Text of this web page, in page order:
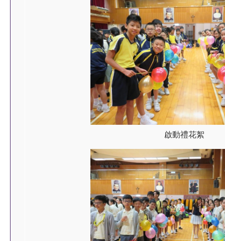
啟動禮花絮